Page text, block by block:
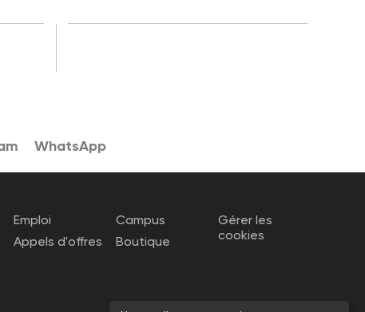
WhatsApp
Emploi
Appels d'offres
Campus
Boutique
Gérer les
cookies